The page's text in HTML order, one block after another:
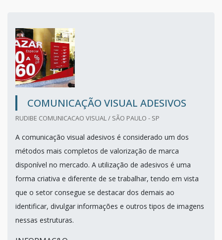
COMUNICAÇÃO VISUAL ADESIVOS
RUDIBE COMUNICACAO VISUAL / SÃO PAULO - SP
A comunicação visual adesivos é considerado um dos
métodos mais completos de valorização de marca
disponível no mercado. A utilização de adesivos é uma
forma criativa e diferente de se trabalhar, tendo em vista
que o setor consegue se destacar dos demais ao
identificar, divulgar informações e outros tipos de imagens
nessas estruturas.